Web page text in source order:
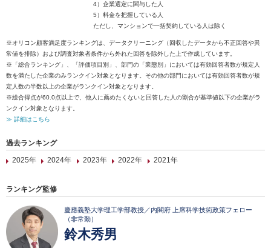
4）企業選定に関与した人
5）料金を把握している人
ただし、マンションで一括契約している人は除く
※オリコン顧客満足度ランキングは、データクリーニング（回収したデータから不正回答や異
常値を排除）および調査対象者条件から外れた回答を除外した上で作成しています。
※「総合ランキング」、「評価項目別」、部門の「業態別」においては有効回答者数が規定人
数を満たした企業のみランクイン対象となります。その他の部門においては有効回答者数が規
定人数の半数以上の企業がランクイン対象となります。
※総合得点が60.0点以上で、他人に薦めたくないと回答した人の割合が基準値以下の企業がラ
ンクイン対象となります。
≫ 詳細はこちら
過去ランキング
2025年
2024年 2023年 2022年 2021年
ランキング監修
慶應義塾大学理工学部教授／内閣府 上席科学技術政策フェロー
（非常勤）
鈴木秀男